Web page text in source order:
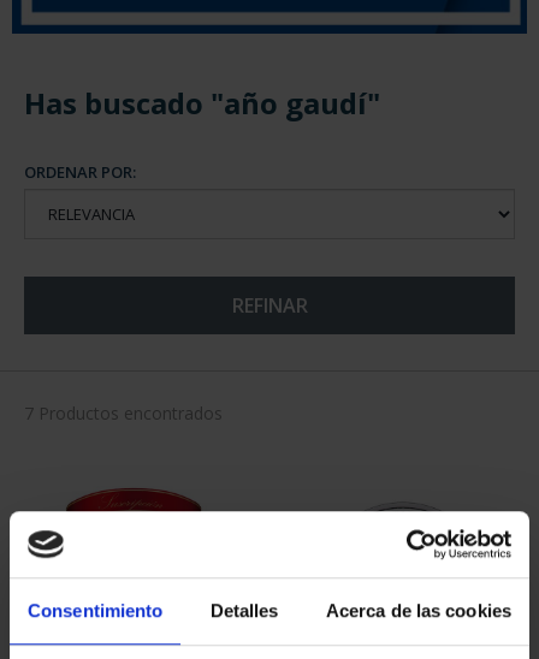
Consentimiento Detalles Acerca de las cookies
Has buscado "año gaudí"
ORDENAR POR:
REFINAR
7 Productos encontrados